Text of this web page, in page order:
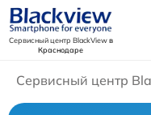
Сервисный центр BlackViewв
Краснодаре
Сервисный центр